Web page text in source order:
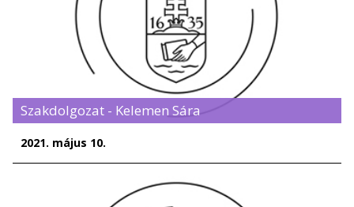
Szakdolgozat - Kelemen Sára
2021. május 10.